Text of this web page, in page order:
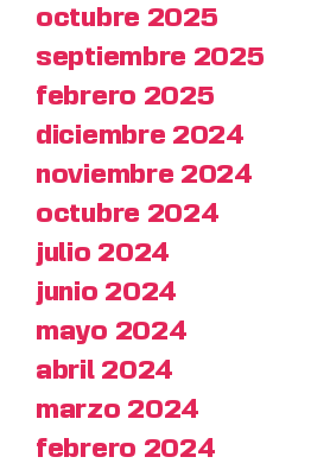
octubre 2025
septiembre 2025
febrero 2025
diciembre 2024
noviembre 2024
octubre 2024
julio 2024
junio 2024
mayo 2024
abril 2024
marzo 2024
febrero 2024